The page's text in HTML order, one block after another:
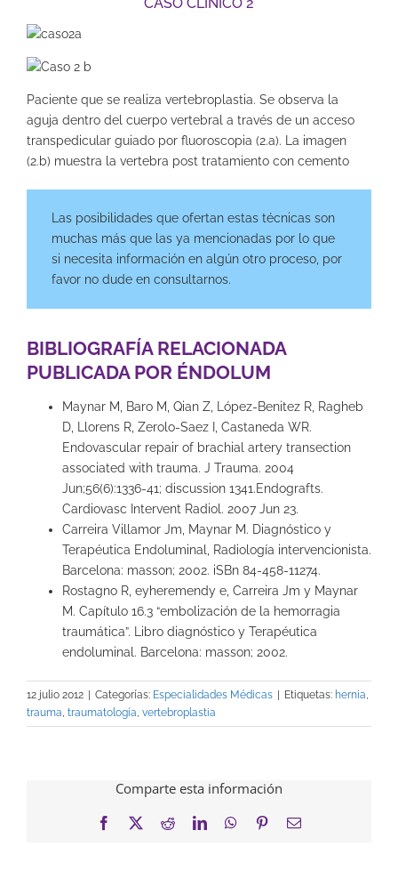
Paciente que se realiza vertebroplastia. Se observa la
aguja dentro del cuerpo vertebral a través de un acceso
transpedicular guiado por fluoroscopia (2.a). La imagen
(2.b) muestra la vertebra post tratamiento con cemento
Las posibilidades que ofertan estas técnicas son
muchas más que las ya mencionadas por lo que
si necesita información en algún otro proceso, por
favor no dude en consultarnos.
BIBLIOGRAFÍA RELACIONADA
PUBLICADA POR ÉNDOLUM
Maynar M, Baro M, Qian Z, López-Benitez R, Ragheb
D, Llorens R, Zerolo-Saez I, Castaneda WR.
Endovascular repair of brachial artery transection
associated with trauma. J Trauma. 2004
Jun;56(6):1336-41; discussion 1341.Endografts.
Cardiovasc Intervent Radiol. 2007 Jun 23.
Carreira Villamor Jm, Maynar M. Diagnóstico y
Terapéutica Endoluminal, Radiología intervencionista.
Barcelona: masson; 2002. iSBn 84-458-11274.
Rostagno R, eyheremendy e, Carreira Jm y Maynar
M. Capítulo 16.3 “embolización de la hemorragia
traumática”. Libro diagnóstico y Terapéutica
endoluminal. Barcelona: masson; 2002.
12 julio 2012 Categorías: Especialidades Médicas Etiquetas: hernia,
trauma, traumatología, vertebroplastia
Comparte esta información
Facebook RedditLinkedInWhatsApp
PinterestCorreo